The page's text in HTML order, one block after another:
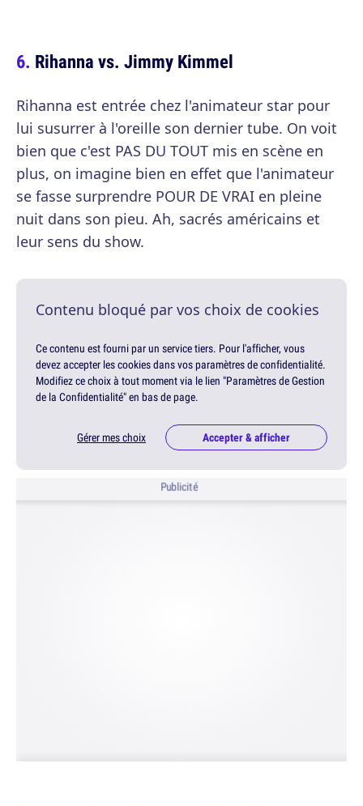
Rihanna vs. Jimmy Kimmel
Rihanna est entrée chez l'animateur star pour
lui susurrer à l'oreille son dernier tube. On voit
bien que c'est PAS DU TOUT mis en scène en
plus, on imagine bien en effet que l'animateur
se fasse surprendre POUR DE VRAI en pleine
nuit dans son pieu. Ah, sacrés américains et
leur sens du show.
Contenu bloqué par vos choix de cookies
Ce contenu est fourni par un service tiers. Pour l'afficher, vous
devez accepter les cookies dans vos paramètres de confidentialité.
Modifiez ce choix à tout moment via le lien "Paramètres de Gestion
de la Confidentialité" en bas de page.
Gérer mes choix Accepter & afficher
Publicité